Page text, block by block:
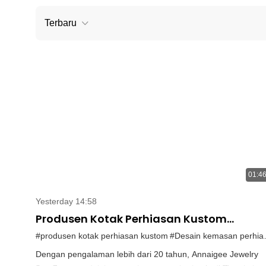
Terbaru
01:46
Yesterday 14:58
Produsen Kotak Perhiasan Kustom
Memamerkan Kekuatan Produksi Pabrik
Annaigee
#produsen kotak perhiasan kustom #Desain kemasan perhiasan1
Dengan pengalaman lebih dari 20 tahun, Annaigee Jewelry